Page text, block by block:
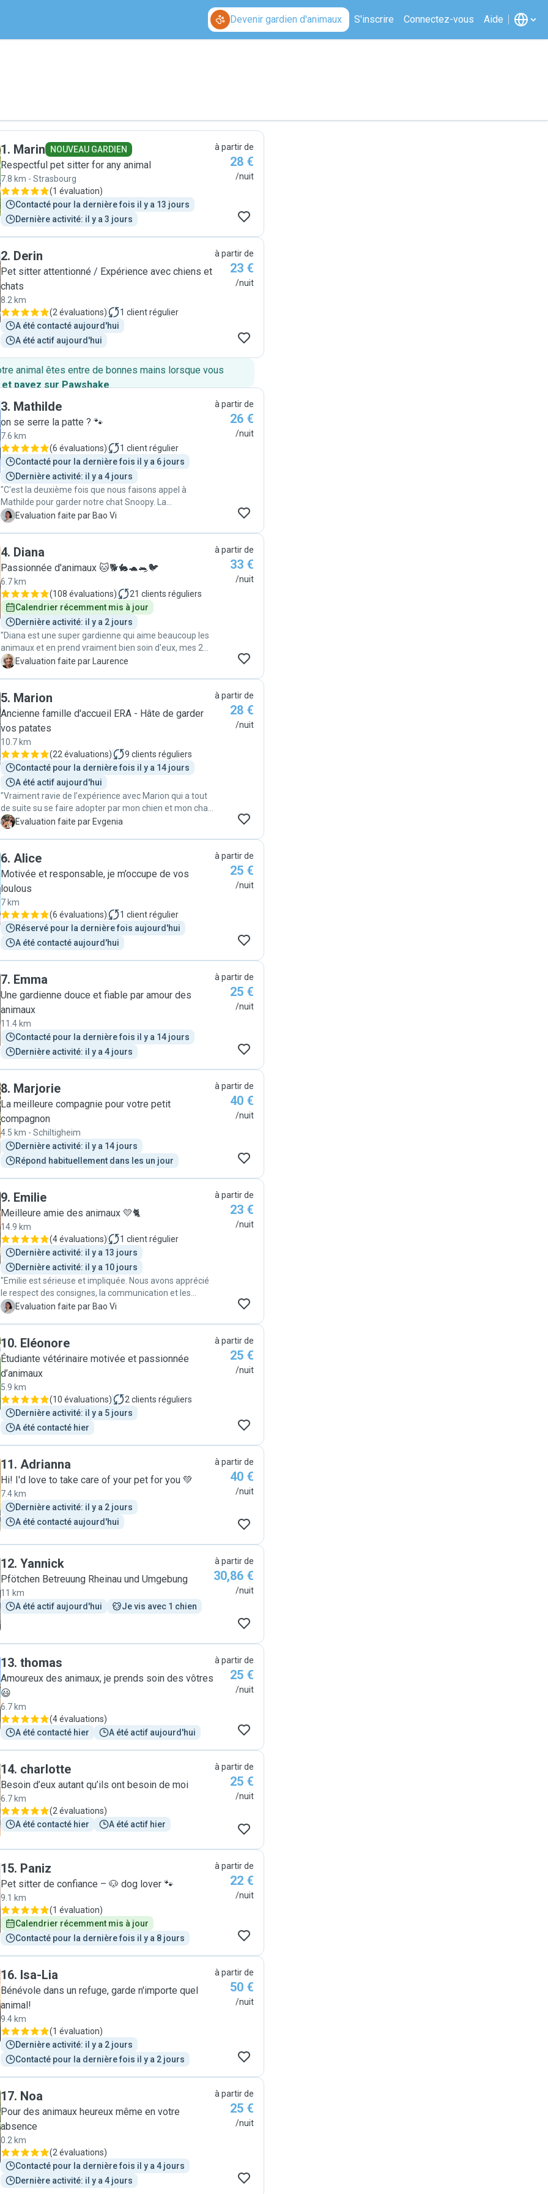
Devenir gardien d'animaux S'inscrire Connectez-vous Aide
1. Marin NOUVEAU GARDIEN
Respectful pet sitter for any animal
7.8 km - Strasbourg
(1 évaluation)
Contacté pour la dernière fois il y a 13 jours
Dernière activité: il y a 3 jours
à partir de
28 €
/nuit
2. Derin
Pet sitter attentionné / Expérience avec chiens et
chats
8.2 km
(2 évaluations) 1 client régulier
A été contacté aujourd'hui
A été actif aujourd'hui
à partir de
23 €
/nuit
animal êtes entre de bonnes mains lorsque vous
payez sur Pawshake.
3. Mathilde
on se serre la patte ? 🐾
7.6 km
(6 évaluations) 1 client régulier
Contacté pour la dernière fois il y a 6 jours
Dernière activité: il y a 4 jours
"C'est la deuxième fois que nous faisons appel à
Mathilde pour garder notre chat Snoopy. La
communication est très fluide et nous avons retrouvé
B Evaluation faite par Bao Vi
à partir de
26 €
/nuit
4. Diana
Passionnée d'animaux 🐱🐕🐇🐢🐀🐦
6.7 km
(108 évaluations) 21 clients réguliers
Calendrier récemment mis à jour
Dernière activité: il y a 2 jours
"Diana est une super gardienne qui aime beaucoup les
animaux et en prend vraiment bien soin d'eux, mes 2
chats l'ont beaucoup appréciée il y a eu une belle
L Evaluation faite par Laurence
à partir de
33 €
/nuit
5. Marion
Ancienne famille d'accueil ERA - Hâte de garder
vos patates
10.7 km
(22 évaluations) 9 clients réguliers
Contacté pour la dernière fois il y a 14 jours
A été actif aujourd'hui
"Vraiment ravie de l’expérience avec Marion qui a tout
de suite su se faire adopter par mon chien et mon chat
et s’assurer qu’ils se portent au mieux pendant mon
sa flexibilité pour leur confort. Je reviendrai
certainement vers Marion pour de futures gardes et la
recommande avec enthousiasme!"
E Evaluation faite par Evgenia
à partir de
28 €
/nuit
6. Alice
Motivée et responsable, je m’occupe de vos
loulous
7 km
(6 évaluations) 1 client régulier
Réservé pour la dernière fois aujourd'hui
A été contacté aujourd'hui
à partir de
25 €
/nuit
7. Emma
Une gardienne douce et fiable par amour des
animaux
11.4 km
Contacté pour la dernière fois il y a 14 jours
Dernière activité: il y a 4 jours
à partir de
25 €
/nuit
8. Marjorie
La meilleure compagnie pour votre petit
compagnon
4.5 km - Schiltigheim
Dernière activité: il y a 14 jours
Répond habituellement dans les un jour
à partir de
40 €
/nuit
9. Emilie
Meilleure amie des animaux 💛🐈
14.9 km
(4 évaluations) 1 client régulier
Dernière activité: il y a 13 jours
Dernière activité: il y a 10 jours
"Emilie est sérieuse et impliquée. Nous avons apprécié
le respect des consignes, la communication et les
photos de notre Snoopy, chatte de 6 ans. Nous referons
B Evaluation faite par Bao Vi
à partir de
23 €
/nuit
10. Eléonore
Étudiante vétérinaire motivée et passionnée
d’animaux
5.9 km
(10 évaluations) 2 clients réguliers
Dernière activité: il y a 5 jours
A été contacté hier
à partir de
25 €
/nuit
11. Adrianna
Hi! I'd love to take care of your pet for you 💚
7.4 km
Dernière activité: il y a 2 jours
A été contacté aujourd'hui
à partir de
40 €
/nuit
12. Yannick
Pfötchen Betreuung Rheinau und Umgebung
11 km
A été actif aujourd'hui
Je vis avec 1 chien
à partir de
30,86 €
/nuit
13. thomas
Amoureux des animaux, je prends soin des vôtres
😃
6.7 km
(4 évaluations)
A été contacté hier
A été actif aujourd'hui
à partir de
25 €
/nuit
14. charlotte
Besoin d’eux autant qu’ils ont besoin de moi
6.7 km
(2 évaluations)
A été contacté hier
A été actif hier
à partir de
25 €
/nuit
15. Paniz
Pet sitter de confiance – 🐶 dog lover 🐾
9.1 km
(1 évaluation)
Calendrier récemment mis à jour
Contacté pour la dernière fois il y a 8 jours
à partir de
22 €
/nuit
16. Isa-Lia
Bénévole dans un refuge, garde n'importe quel
animal!
9.4 km
(1 évaluation)
Dernière activité: il y a 2 jours
Contacté pour la dernière fois il y a 2 jours
à partir de
50 €
/nuit
17. Noa
Pour des animaux heureux même en votre
absence
0.2 km
(2 évaluations)
Contacté pour la dernière fois il y a 4 jours
Dernière activité: il y a 4 jours
à partir de
25 €
/nuit